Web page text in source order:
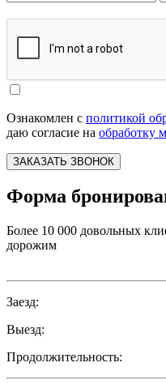
Ознакомлен с политикой
даю согласие на обработку
ЗАКАЗАТЬ ЗВОНОК
Форма
Более 10 000 довольных
дорожим
Заезд:
Выезд:
Продолжительность: